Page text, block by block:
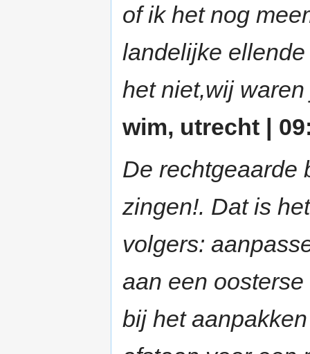
of ik het nog
landelijke
het niet,wij
wim, utrecht |
De rechtgeaarde
zingen!. Dat is
volgers:
aan een
bij het